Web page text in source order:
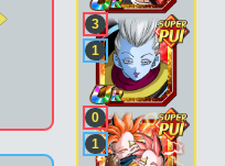
3
1
0
1